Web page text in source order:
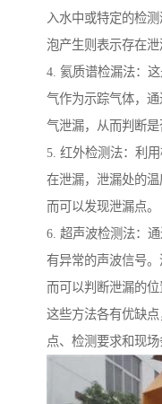
入水中或特定的检
泡产生则表示存在泄
4. 氦质谱检漏法：
气作为示踪气体，
气泄漏，从而判断是
5. 红外检测法：利
在泄漏，泄漏处的
而可以发现泄漏点。
6. 超声波检测法：
有异常的声波信号
而可以判断泄漏的位
这些方法各有优缺
点、检测要求和现场